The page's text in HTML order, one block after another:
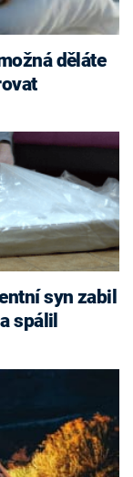
děláte
syn zabil
spálil